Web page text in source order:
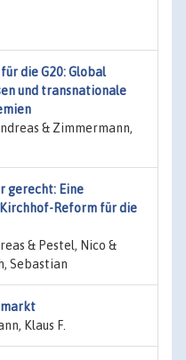
die G20: Global
und transnationale
& Zimmermann,
gerecht: Eine
Reform für die
& Pestel, Nico &
Sebastian
Klaus F.